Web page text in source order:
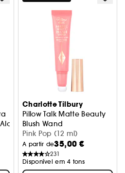
Charlotte Tilbury
Pillow Talk Matte Beauty
Blush Wand
Blush líquido
Pink Pop (12 ml)
A partir de35,00 €
231
Disponível em 4 tons